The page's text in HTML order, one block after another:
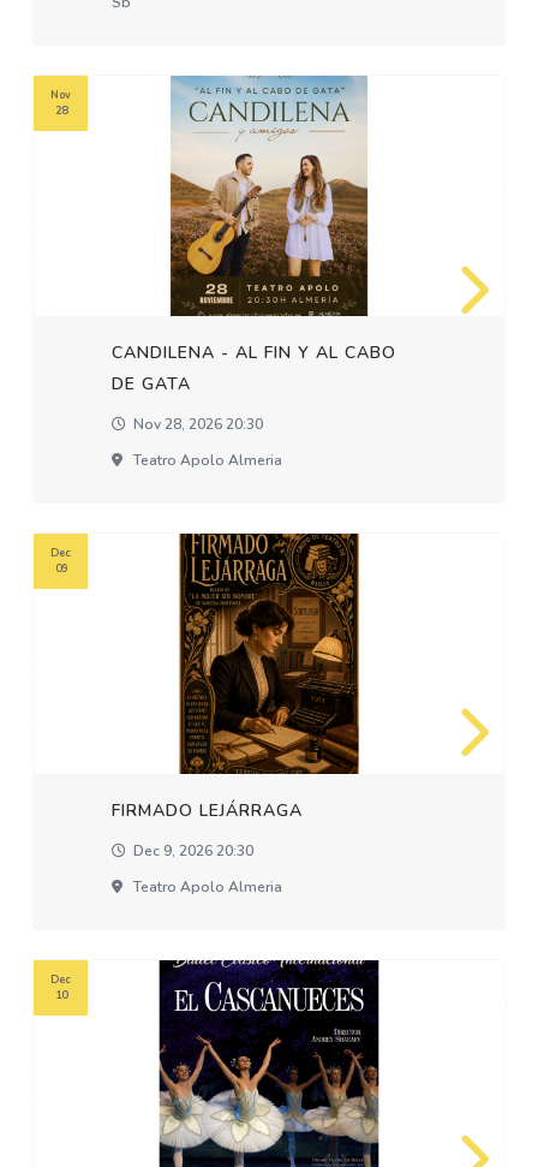
CANDILENA - AL FIN Y AL CABO
DE GATA
Nov 28, 2026 20:30
Teatro Apolo Almeria
Nov
28
FIRMADO LEJÁRRAGA
Dec 9, 2026 20:30
Teatro Apolo Almeria
Dec
09
Dec
10